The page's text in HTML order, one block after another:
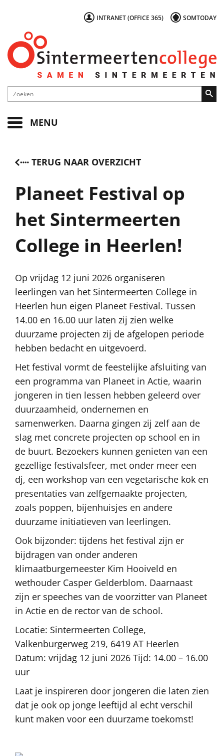
INTRANET (OFFICE 365) SOMTODAY
MENU
TERUG NAAR OVERZICHT
Planeet Festival op
het Sintermeerten
College in Heerlen!
Op vrijdag 12 juni 2026 organiseren
leerlingen van het Sintermeerten College in
Heerlen hun eigen Planeet Festival. Tussen
14.00 en 16.00 uur laten zij zien welke
duurzame projecten zij de afgelopen periode
hebben bedacht en uitgevoerd.
Het festival vormt de feestelijke afsluiting van
een programma van Planeet in Actie, waarin
jongeren in tien lessen hebben geleerd over
duurzaamheid, ondernemen en
samenwerken. Daarna gingen zij zelf aan de
slag met concrete projecten op school en in
de buurt. Bezoekers kunnen genieten van een
gezellige festivalsfeer, met onder meer een
dj, een workshop van een vegetarische kok en
presentaties van zelfgemaakte projecten,
zoals poppen, bijenhuisjes en andere
duurzame initiatieven van leerlingen.
Ook bijzonder: tijdens het festival zijn er
bijdragen van onder anderen
klimaatburgemeester Kim Hooiveld en
wethouder Casper Gelderblom. Daarnaast
zijn er speeches van de voorzitter van Planeet
in Actie en de rector van de school.
Locatie: Sintermeerten College,
Valkenburgerweg 219, 6419 AT Heerlen
Datum: vrijdag 12 juni 2026 Tijd: 14.00 – 16.00
uur
Laat je inspireren door jongeren die laten zien
dat je ook op jonge leeftijd al echt verschil
kunt maken voor een duurzame toekomst!